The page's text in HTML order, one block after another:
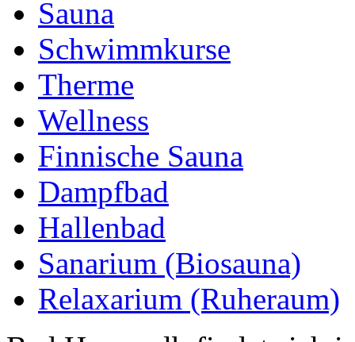
Sauna
Schwimmkurse
Therme
Wellness
Finnische Sauna
Dampfbad
Hallenbad
Sanarium (Biosauna)
Relaxarium (Ruheraum)